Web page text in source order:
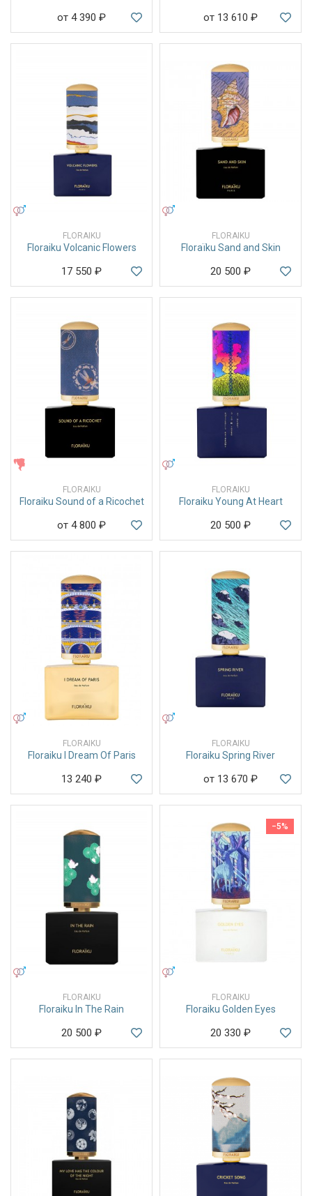
от 4 390 ₽ от 13 610 ₽
FLORAIKU
Floraiku Volcanic Flowers
17 550 ₽
FLORAIKU
Floraïku Sand and Skin
20 500 ₽
FLORAIKU
Floraiku Sound of a Ricochet
от 4 800 ₽
FLORAIKU
Floraiku Young At Heart
20 500 ₽
УНИСЕКС
FLORAIKU
Floraiku I Dream Of Paris
13 240 ₽
FLORAIKU
Floraiku Spring River
от 13 670 ₽
FLORAIKU
Floraiku In The Rain
20 500 ₽
−5%
FLORAIKU
Floraiku Golden Eyes
20 330 ₽